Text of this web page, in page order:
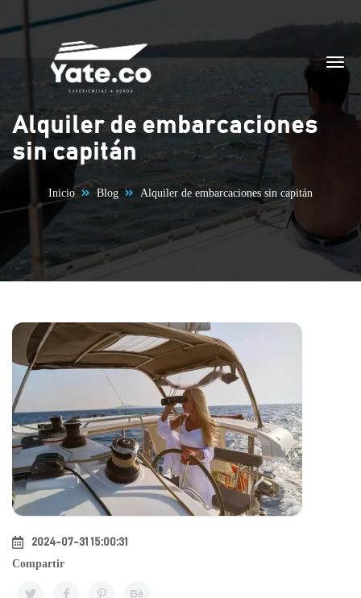
Saltar al contenido
Alquiler de embarcaciones
sin capitán
Inicio Blog Alquiler de embarcaciones sin capitán
2024-07-31 15:00:31
Compartir